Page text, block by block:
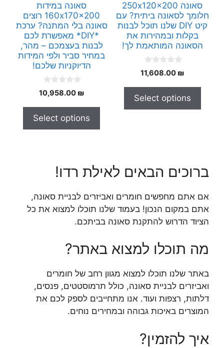
סאונה 250x120x200
חלומך לסאונה ביתית? עם
קיט DIY שלנו תוכל לבנות
בקלות ובמהירות את
הסאונה המותאמת לך!
0
o
o
5
11,608.00 ₪
Select options
סאונה במידות
160x170x200 רוצים
סאונה בלי המתנה? ערכת
*DIY* מאפשרת לכם
לבנות בעצמכם – מהר,
במחיר סביר ולפי המידות
הדיוקניות שלכם!
0
o
o
5
10,958.00 ₪
Select options
ברוכים הבאים לאילת רדו!
אם אתם מחפשים חומרים ואביזרים לבניית סאונה,
אתם במקום הנכון! בעמוד שלנו תוכלו למצוא את כל
הציוד הדרוש להתקנת סאונה בביתכם.
מה תוכלו למצוא באתר?
באתר שלנו תוכלו למצוא מגוון רחב של חומרים
ואביזרים לבניית סאונה, כולל תרמוסטטים, פנסים,
דלתות, רצפות ועוד. אנו מתחייבים לספק לכם את
המוצרים באיכות גבוהה ובמחירים נוחים.
איך להזמין?